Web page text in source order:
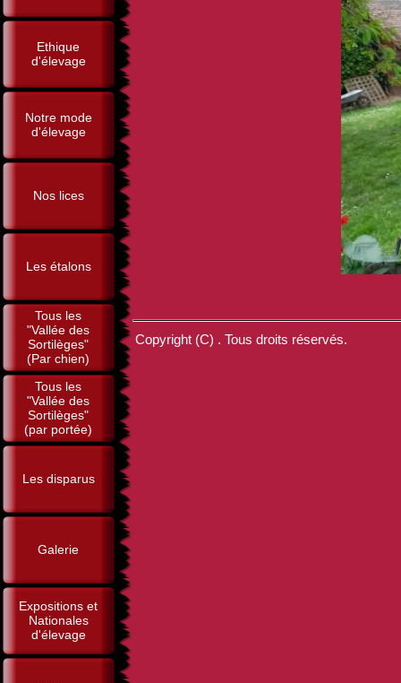
Ethique
d'élevage
Notre mode
d'élevage
Nos lices
Les étalons
Tous les
"Vallée des
Sortilèges"
(Par chien)
Tous les
"Vallée des
Sortilèges"
(par portée)
Les disparus
Galerie
Expositions et
Nationales
d'élevage
Copyright (C) . Tous droits réservés.